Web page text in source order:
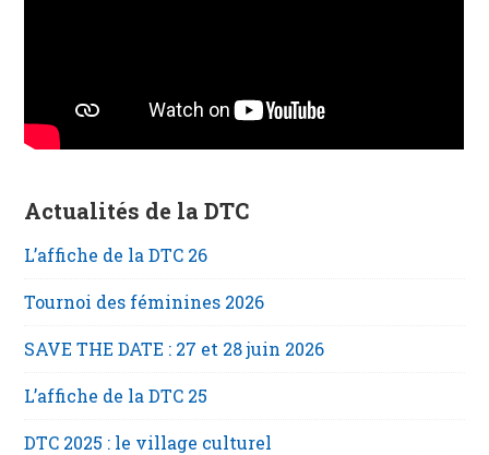
Actualités de la DTC
L’affiche de la DTC 26
Tournoi des féminines 2026
SAVE THE DATE : 27 et 28 juin 2026
L’affiche de la DTC 25
DTC 2025 : le village culturel